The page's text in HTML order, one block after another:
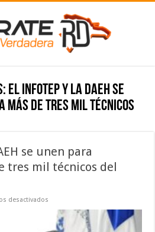
El INFOTEP y la DAEH se
más de tres mil técnicos
se unen para
tres mil técnicos del
desactivados
INFOTEP
la